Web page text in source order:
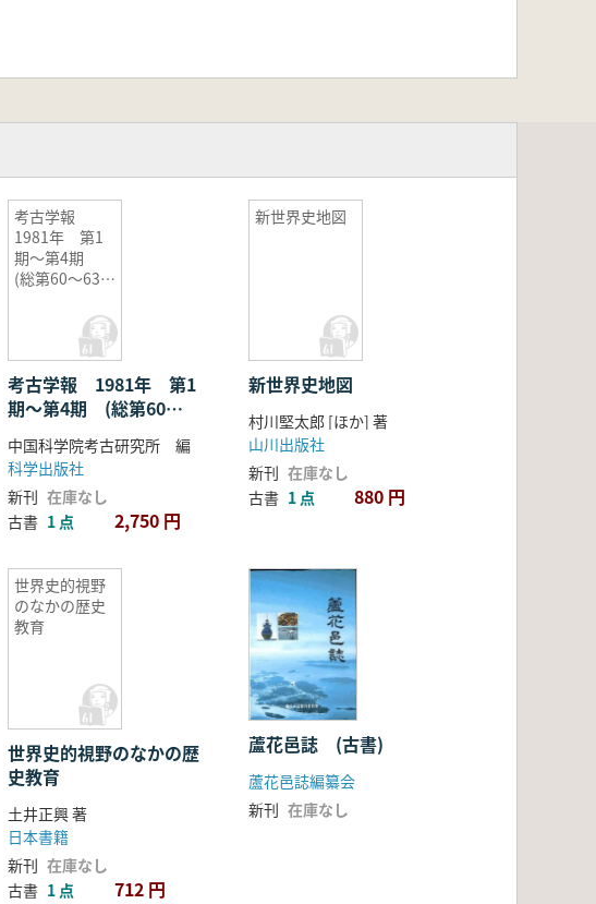
考古学報
1981年 第1
期〜第4期
(総第60〜63
考古学報 1981年 第1
期〜第4期 (総第60〜
63冊) 4冊セット
中国科学院考古研究所 編
科学出版社
新刊 在庫なし
古書 1 点 2,750 円
新世界史地図
新世界史地図
村川堅太郎 [ほか] 著
山川出版社
新刊 在庫なし
古書 1 点 880 円
世界史的視野
のなかの歴史
教育
世界史的視野のなかの歴
史教育
土井正興 著
日本書籍
新刊 在庫なし
古書 1 点 712 円
蘆花邑誌 (古書)
蘆花邑誌編纂会
新刊 在庫なし